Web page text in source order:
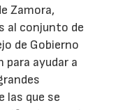
Zamora,
al conjunto de
de Gobierno
para ayudar a
las que se